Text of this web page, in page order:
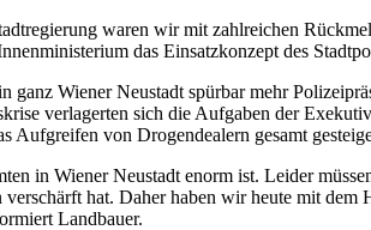
waren wir mit zahlreichen
das Einsatzkonzept des
Wiener Neustadt spürbar mehr
verlagerten sich die Aufgaben der
Aufgreifen von Drogendealern gesamt
in Wiener Neustadt enorm ist. Leider
hat. Daher haben wir heute mit
Landbauer.